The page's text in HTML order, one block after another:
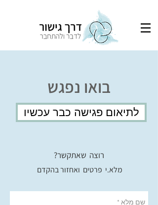
בואו נפגש
לתיאום פגישה כבר עכשיו
רוצה שאתקשר?
מלא.י פרטים ואחזור בהקדם